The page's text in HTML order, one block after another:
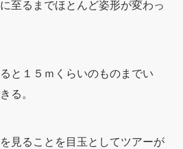
至るまでほとんど姿形が変わっ
と１５ｍくらいのものまでい
る。
見ることを目玉としてツアーが